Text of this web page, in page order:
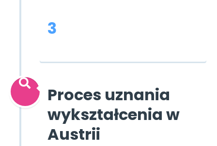
3
Proces uznania
wykształcenia w
Austrii